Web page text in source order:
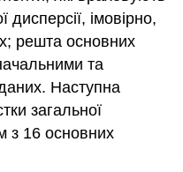
дисперсії, імовірно,
решта основних
та
Наступна
загальної
з 16 основних